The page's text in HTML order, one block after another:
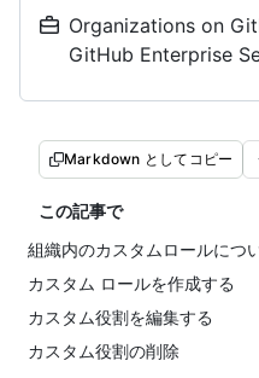
Organizations on
GitHub Enterprise
Markdown としてコピー
この記事で
組織内のカスタムロールにつ
カスタム ロールを作成する
カスタム役割を編集する
カスタム役割の削除